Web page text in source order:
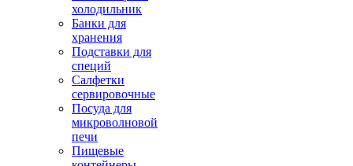
холодильник
Банки для
хранения
Подставки для
специй
Салфетки
сервировочные
Посуда для
микроволновой
печи
Пищевые